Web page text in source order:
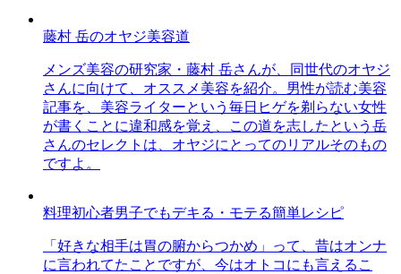
藤村 岳のオヤジ美容道
メンズ美容の研究家・藤村 岳さんが、同世代のオヤジ
さんに向けて、オススメ美容を紹介。男性が読む美容
記事を、美容ライターという毎日ヒゲを剃らない女性
が書くことに違和感を覚え、この道を志したという岳
さんのセレクトは、オヤジにとってのリアルそのもの
ですよ。
料理初心者男子でもデキる・モテる簡単レシピ
「好きな相手は胃の腑からつかめ」って、昔はオンナ
に言われてたことですが、今はオトコにも言えるこ